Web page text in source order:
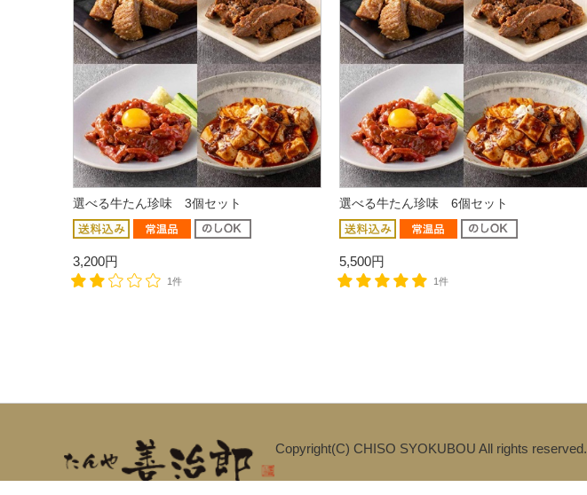
選べる牛たん珍味 3個セット
3,200円
1件
選べる牛たん珍味 6個セット
5,500円
1件
Copyright(C) CHISO SYOKUBOU All rights reserved.